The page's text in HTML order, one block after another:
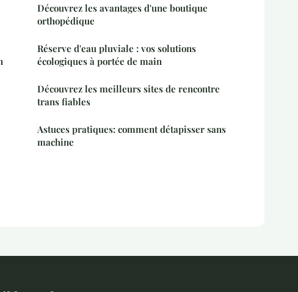
Découvrez les avantages d'une boutique
orthopédique
Réserve d'eau pluviale : vos solutions
écologiques à portée de main
Découvrez les meilleurs sites de rencontre
trans fiables
Astuces pratiques: comment détapisser sans
machine